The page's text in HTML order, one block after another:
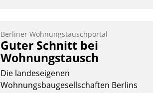
Mitarbeiter von Datatrain. Die meravis
Wohnungsbau- und Immobilien GmbH
hat sich dabei für den Betrieb der Lösung
über die SAP Cloud Platform entschieden
- als erstes Unternehmen am
Berliner Wohnungstauschportal
Guter Schnitt bei
Wohnungstausch
Die landeseigenen
Wohnungsbaugesellschaften Berlins